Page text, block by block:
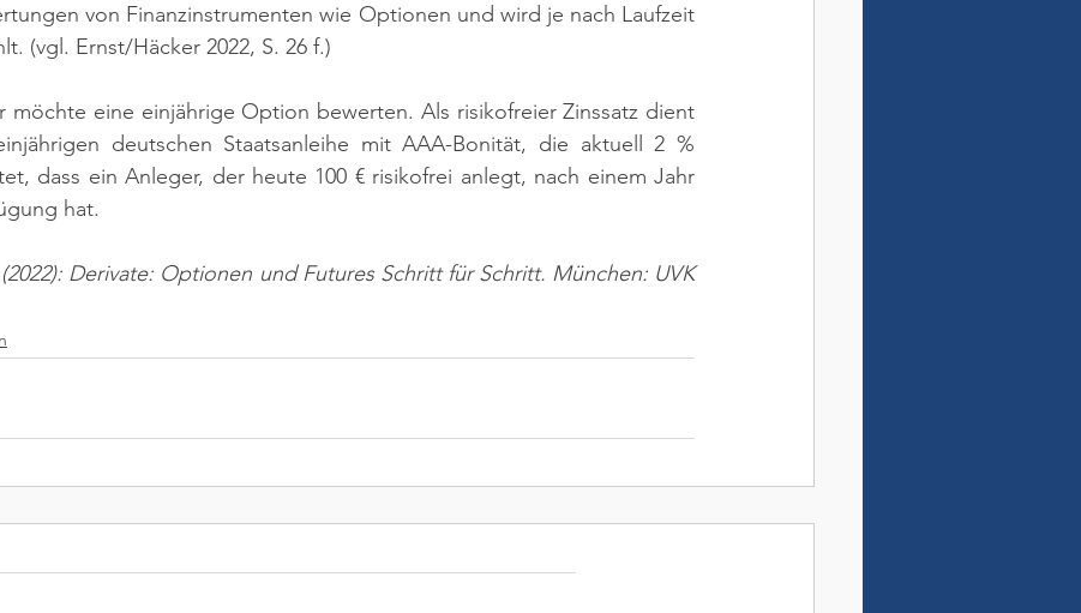
von Finanzinstrumenten wie Optionen und wird je nach Laufzeit
(vgl. Ernst/Häcker 2022, S. 26 f.)
möchte eine einjährige Option bewerten. Als risikofreier Zinssatz dient
deutschen Staatsanleihe mit AAA-Bonität, die aktuell 2 %
dass ein Anleger, der heute 100 € risikofrei anlegt, nach einem Jahr
hat.
Derivate: Optionen und Futures Schritt für Schritt. München: UVK